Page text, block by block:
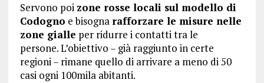
Servono poi zone rosse locali sul modello di
Codogno e bisogna rafforzare le misure nelle
zone gialle per ridurre i contatti tra le
persone. L’obiettivo – già raggiunto in certe
regioni – rimane quello di arrivare a meno di 50
casi ogni 100mila abitanti.